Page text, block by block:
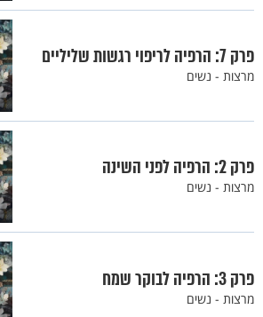
פרק 7: הרפיה לריפוי רגשות שליליים
מרצות - נשים
פרק 2: הרפיה לפני השינה
מרצות - נשים
פרק 3: הרפיה לבוקר שמח
מרצות - נשים